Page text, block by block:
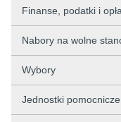
Finanse, podatki i
Nabory na wolne
Wybory
Jednostki